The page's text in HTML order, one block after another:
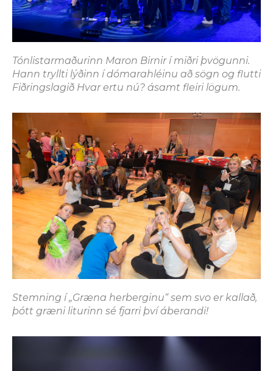
Tónlistarmaðurinn Maron Birnir í miðri þvögunni.
Hann tryllti lýðinn í dómarahléinu að sögn og flutti
Fiðringslagið Hvar ertu nú? ásamt fleiri lögum.
Stemning í „Græna herberginu“ sem svo er kallað,
þótt græni liturinn sé fjarri því áberandi!